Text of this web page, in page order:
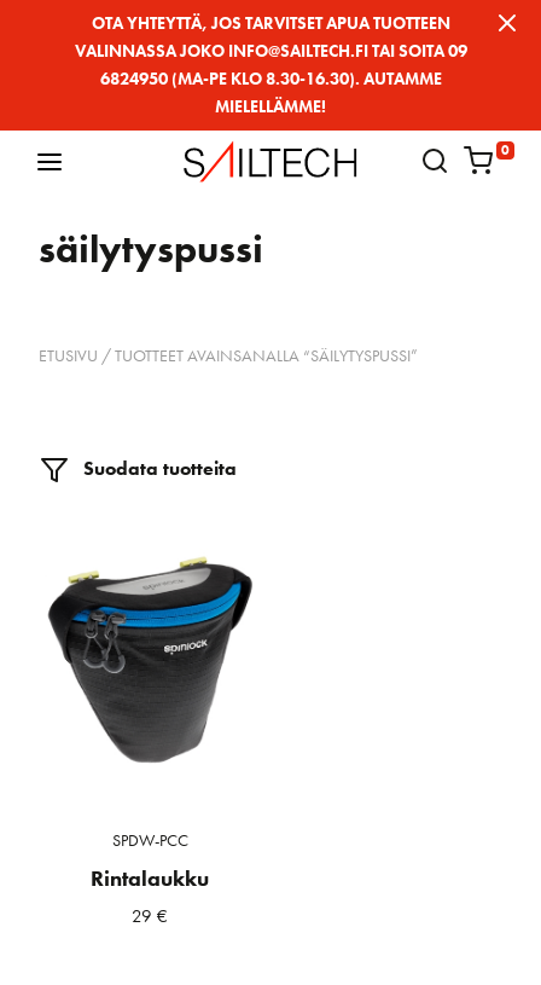
OTA YHTEYTTÄ, JOS TARVITSET APUA TUOTTEEN
VALINNASSA JOKO INFO@SAILTECH.FI TAI SOITA 09
6824950 (MA-PE KLO 8.30-16.30). AUTAMME
MIELELLÄMME!
0
säilytyspussi
ETUSIVU / TUOTTEET AVAINSANALLA “SÄILYTYSPUSSI”
Suodata tuotteita
SPDW-PCC
Rintalaukku
29€